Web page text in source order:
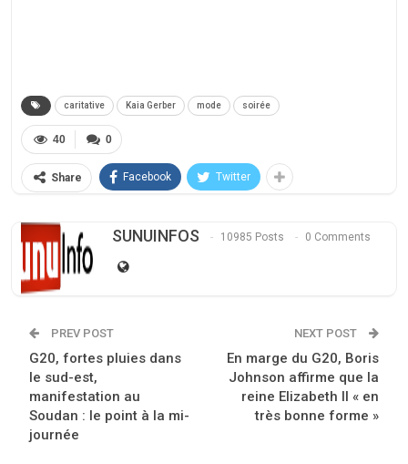
caritative Kaia Gerber mode soirée
0
40
Share Facebook Twitter
SUNUINFOS 10985 Posts 0 Comments
PREV POST
G20, fortes pluies dans
le sud-est,
manifestation au
Soudan : le point à la mi-
journée
NEXT POST
En marge du G20, Boris
Johnson affirme que la
reine Elizabeth II « en
très bonne forme »